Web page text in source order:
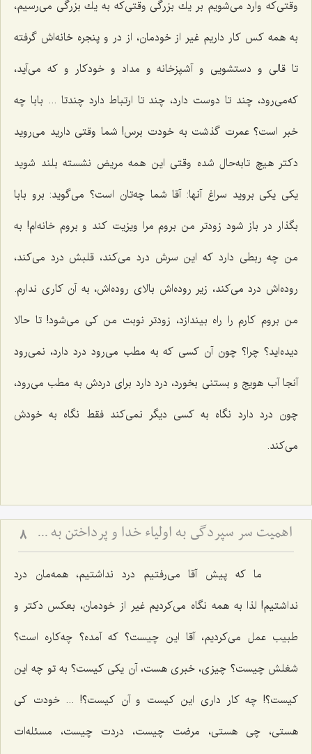
وقتی‌كه وارد می‌شویم بر یك بزرگی وقتی‌كه به یك بزرگی می‌رسیم،
به همه كس كار داريم غير از خودمان، از در و پنجره خانه‌اش گرفته
تا قالی و دستشویی و آشپزخانه و مداد و خودكار و كه می‌آید،
كه‌می‌رود، چند تا دوست دارد، چند تا ارتباط دارد چندتا ... بابا چه
خبر است؟ عمرت گذشت به خودت برس! شما وقتی دارید می‌روید
دكتر هیچ تابه‌حال شده وقتی این همه مریض نشسته بلند شوید
یكی یكی بروید سراغ آنها: آقا شما چه‌تان است؟ می‌گوید: برو بابا
بگذار در باز شود زودتر من بروم مرا ویزیت كند و بروم خانه‌ام! به
من چه ربطی دارد كه این سرش درد می‌كند، قلبش درد می‌كند،
روده‌اش درد می‌كند، زیر روده‌اش بالای روده‌اش، به آن كاری ندارم.
من بروم كارم را راه بیندازد، زودتر نوبت من كی می‌شود! تا حالا
دیده‌اید؟ چرا؟ چون آن كسی كه به مطب می‌رود درد دارد، نمی‌رود
آنجا آب هویج و بستنی بخورد، درد دارد برای دردش به مطب می‌رود،
چون درد دارد نگاه به كسی دیگر نمی‌كند فقط نگاه به خودش
می‌كند.
اهمیت سر سپردگی به اولیاء خدا و پرداختن به خود (مشهد مقدس) 8
ما كه پیش آقا می‌رفتیم درد نداشتیم، همه‌مان درد
نداشتیم! لذا به همه نگاه می‌كردیم غیر از خودمان، بعكس دكتر و
طبیب عمل می‌كردیم، آقا این چیست؟ كه آمده؟ چه‌كاره است؟
شغلش چیست؟ چیزی، خبری هست، آن یكی كیست؟ به تو چه این
كیست؟! چه كار داری این كیست و آن كیست؟! ... خودت كی
هستی، چی هستی، مرضت چیست، دردت چیست، مسئله‌ات